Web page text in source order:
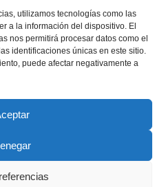
utilizamos tecnologías como las
a la información del dispositivo. El
nos permitirá procesar datos como el
identificaciones únicas en este sitio.
puede afectar negativamente a
Todos los derechos